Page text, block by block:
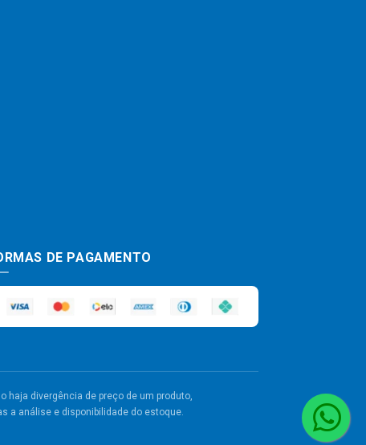
DE PAGAMENTO
haja divergência de preço de um produto,
a análise e disponibilidade do estoque.